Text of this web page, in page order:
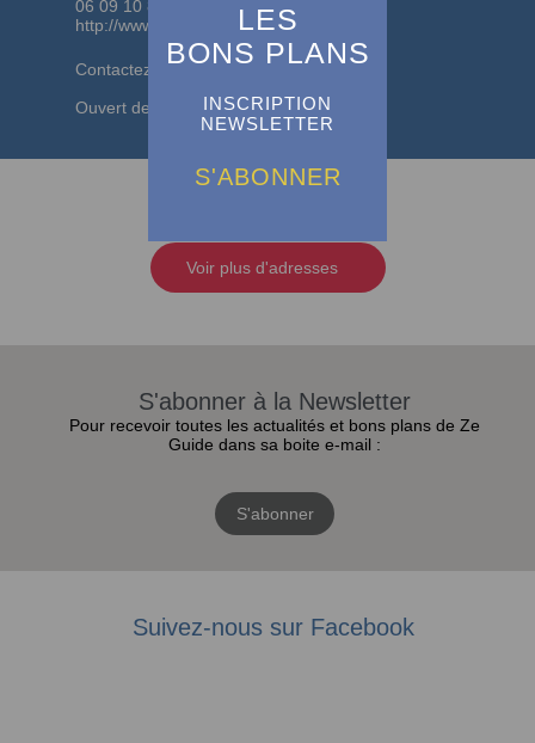
LES
BONS PLANS
INSCRIPTION
NEWSLETTER
S'ABONNER
06 09 10 81 99
http://www.surf-center.fr/
Contactez-les au 06 09 10 81 99.
Ouvert de Pâques à Toussaint
Voir plus d'adresses
S'abonner à la Newsletter
Pour recevoir toutes les actualités et bons plans de Ze
Guide dans sa boite e-mail :
S'abonner
Suivez-nous sur Facebook